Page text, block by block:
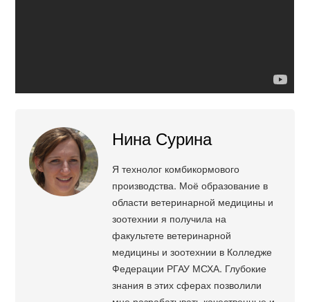
Нина Сурина
Я технолог комбикормового
производства. Моё образование в
области ветеринарной медицины и
зоотехнии я получила на
факультете ветеринарной
медицины и зоотехнии в Колледже
Федерации РГАУ МСХА. Глубокие
знания в этих сферах позволили